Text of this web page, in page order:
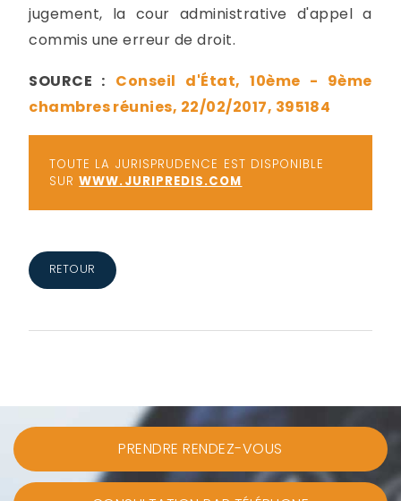
jugement, la cour administrative d'appel a
commis une erreur de droit.
SOURCE : Conseil d'État, 10ème - 9ème
chambres réunies, 22/02/2017, 395184
TOUTE LA JURISPRUDENCE EST DISPONIBLE
SURWWW.JURIPREDIS.COM
RETOUR
PRENDRE RENDEZ-VOUS